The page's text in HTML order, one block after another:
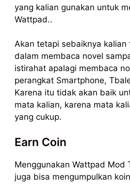
yang kalian gunakan untuk
Wattpad..
Akan tetapi sebaiknya kalian
dalam membaca novel
istirahat apalagi membaca
perangkat Smartphone,
Karena itu tidak akan baik
mata kalian, karena mata
yang cukup.
Earn Coin
Menggunakan Wattpad Mod
juga bisa mengumpulkan